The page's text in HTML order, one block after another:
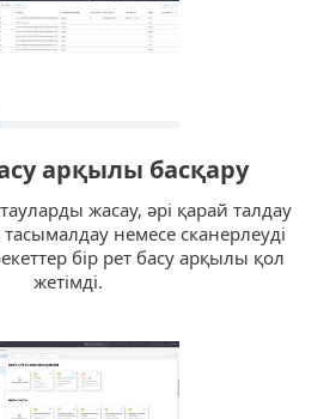
арқылы басқару
жасау, әрі қарай талдау
немесе сканерлеуді
бір рет басу арқылы қол
жетімді.